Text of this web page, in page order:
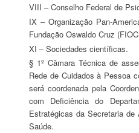
VIII – Conselho Federal de
IX – Organização Pan-Americana da Saúde (OPAS/OMS); X –
Fundação Oswaldo Cruz
XI – Sociedades científicas.
§ 1º Câmara Técnica de
Rede de Cuidados à Pessoa
será coordenada pela
com Deficiência do
Estratégicas da Secretaria
Saúde.